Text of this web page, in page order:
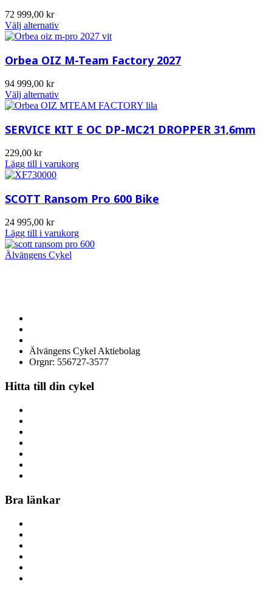
72 999,00 kr
Välj alternativ
Orbea OIZ M-Team Factory 2027
94 999,00 kr
Välj alternativ
SERVICE KIT E OC DP-MC21 DROPPER 31,6mm
229,00 kr
Lägg till i varukorg
SCOTT Ransom Pro 600 Bike
24 995,00 kr
Lägg till i varukorg
Älvängens Cykel
Älvängens Cykel Aktiebolag
Orgnr: 556727-3577
Hitta till din cykel
Bra länkar